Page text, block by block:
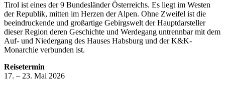
Tirol ist eines der 9 Bundesländer Österreichs. Es liegt im Westen
der Republik, mitten im Herzen der Alpen. Ohne Zweifel ist die
beeindruckende und großartige Gebirgswelt der Hauptdarsteller
dieser Region deren Geschichte und Werdegang untrennbar mit dem
Auf- und Niedergang des Hauses Habsburg und der K&K-
Monarchie verbunden ist.
Reisetermin
17. – 23. Mai 2026